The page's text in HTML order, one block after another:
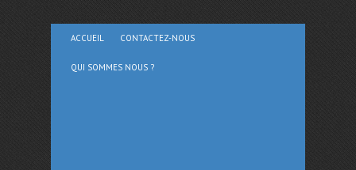
ACCUEIL CONTACTEZ-NOUS
QUI SOMMES NOUS ?